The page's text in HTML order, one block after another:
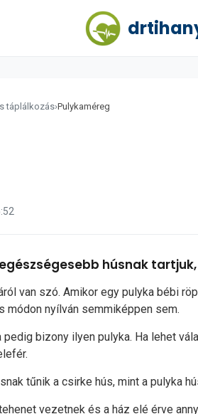
táplálkozás›Pulykaméreg
húsnak
van szó. Amikor egy pulyka bébi
nyílván semmiképpen sem.
bizony ilyen pulyka. Ha lehet
tűnik a csirke hús, mint a pulyka
vezetnek és a ház elé érve